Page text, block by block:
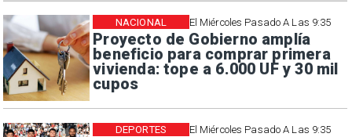
El Miércoles Pasado A Las 9:35
Proyecto de Gobierno amplía
beneficio para comprar primera
vivienda: tope a 6.000 UF y 30 mil
cupos
NACIONAL
El Miércoles Pasado A Las 9:35
DEPORTES